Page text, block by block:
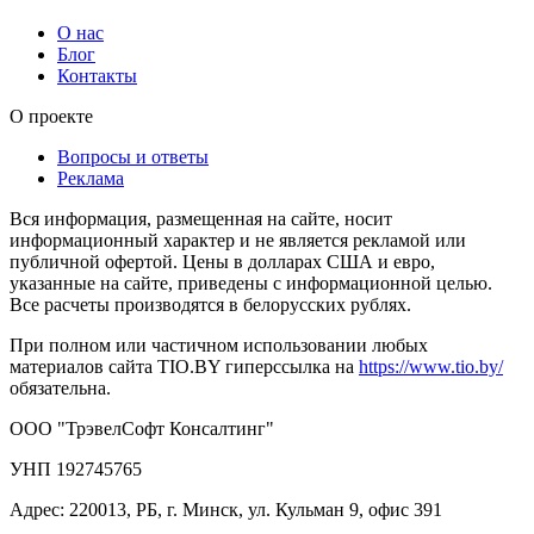
О нас
Блог
Контакты
О проекте
Вопросы и ответы
Реклама
Вся информация, размещенная на сайте, носит
информационный характер и не является рекламой или
публичной офертой. Цены в долларах США и евро,
указанные на сайте, приведены с информационной целью.
Все расчеты производятся в белорусских рублях.
При полном или частичном использовании любых
материалов сайта TIO.BY гиперссылка на https://www.tio.by/
обязательна.
ООО "ТрэвелСофт Консалтинг"
УНП 192745765
Адрес: 220013, РБ, г. Минск, ул. Кульман 9, офис 391